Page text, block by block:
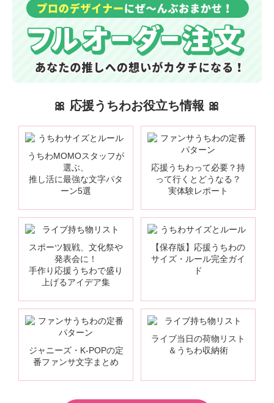
🎀 応援うちわお役立ち情報 🎀
うちわMOMOスタッフが
選ぶ、
推し活に最強な文字パタ
ーン5選
応援うちわって必要？持
って行くとどうなる？
実体験レポート
スポーツ観戦、文化祭や
発表会に！
手作り応援うちわで盛り
上げるアイデア集
【保存版】応援うちわの
サイズ・ルール完全ガイ
ド
ジャニーズ・K-POPの定
番ファンサ文字まとめ
ライブ当日の荷物リスト
＆うちわ収納術